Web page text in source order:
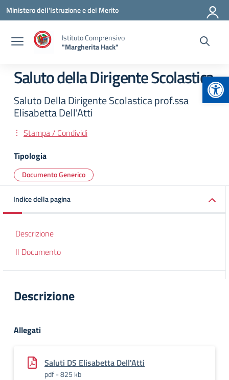
Vai ai contenuti
Vai al menu di navigazione
Vai al footer
Ministero dell'Istruzione e del Merito
Istituto Comprensivo
"Margherita Hack"
Saluto della Dirigente Scolastica
Saluto Della Dirigente Scolastica prof.ssa
Elisabetta Dell'Atti
Stampa / Condividi
Tipologia
Documento Generico
Indice della pagina
Descrizione
Il Documento
Descrizione
Allegati
Saluti DS Elisabetta Dell'Atti
pdf - 825 kb